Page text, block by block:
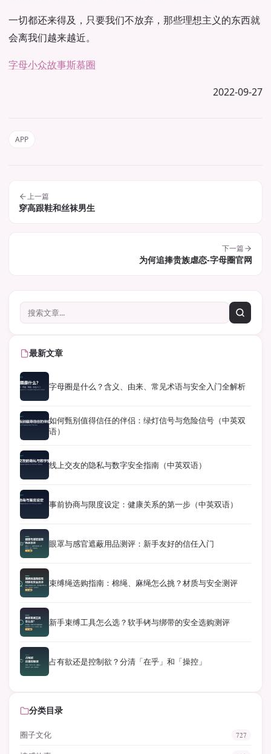
一切都还来得及，只要我们不放弃，那些理想主义的东西就
会离我们越来越近。
字母小众故事斯慕圈
2022-09-27
APP
上一篇
穿高跟鞋和丝袜男生
下一篇
为何追捧贵族虐恋-字母圈官网
最新文章
字母圈是什么？含义、由来、常见术语与安全入门全解析
如何甄别值得信任的伴侣：绿灯信号与危险信号（中英双
语）
线上交友的隐私与数字安全指南（中英双语）
事前协商与限度设定：健康关系的第一步（中英双语）
眼罩与感官遮蔽用品测评：新手友好的信任入门
束缚绳选购指南：棉绳、麻绳怎么挑？材质与安全测评
新手束缚工具怎么选？软手铐与绑带的安全选购测评
占有欲还是控制欲？分清「在乎」和「操控」
分类目录
圈子文化 727